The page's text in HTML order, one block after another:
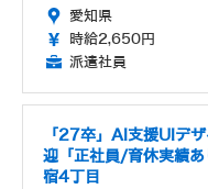
愛知県
時給2,650円
派遣社員
「27卒」AI支援UIデ
迎「正社員/育休実績
宿4丁目